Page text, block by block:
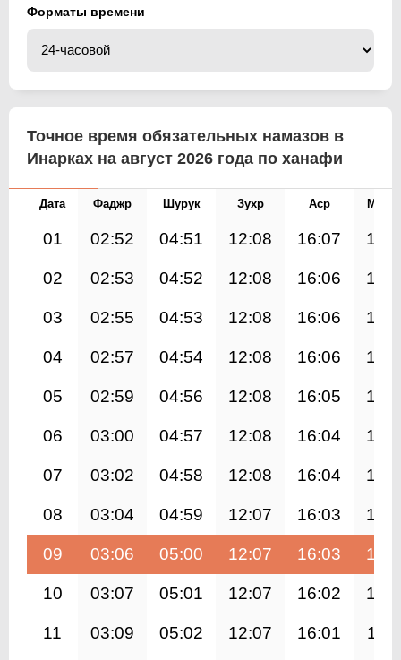
Форматы времени
Точное время обязательных намазов в
Инарках на август 2026 года по ханафи
Дата Фаджр Шурук Зухр Аср
01 02:52 04:51 12:08 16:07
02 02:53 04:52 12:08 16:06
03 02:55 04:53 12:08 16:06
04 02:57 04:54 12:08 16:06
05 02:59 04:56 12:08 16:05
06 03:00 04:57 12:08 16:04
07 03:02 04:58 12:08 16:04
08 03:04 04:59 12:07 16:03
09 03:06 05:00 12:07 16:03
10 03:07 05:01 12:07 16:02
11 03:09 05:02 12:07 16:01